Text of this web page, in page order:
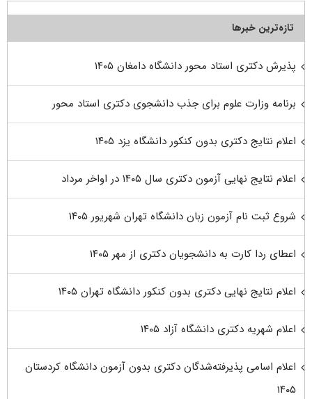
تازه‌ترین خبرها
پذیرش دکتری استاد محور دانشگاه دامغان ۱۴۰۵
برنامه وزارت علوم برای جذب دانشجوی دکتری استاد محور
اعلام نتایج دکتری بدون کنکور دانشگاه یزد ۱۴۰۵
اعلام نتایج نهایی آزمون دکتری سال ۱۴۰۵ در اواخر مرداد
شروع ثبت نام آزمون زبان دانشگاه تهران شهریور ۱۴۰۵
اعطای ردا کارت به دانشجویان دکتری از مهر ۱۴۰۵
اعلام نتایج نهایی دکتری بدون کنکور دانشگاه تهران ۱۴۰۵
اعلام شهریه دکتری دانشگاه آزاد ۱۴۰۵
اعلام اسامی پذیرفته‌شدگان دکتری بدون آزمون دانشگاه کردستان
۱۴۰۵